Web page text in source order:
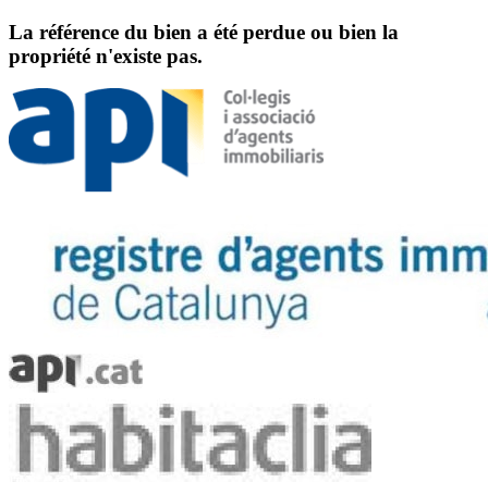
La référence du bien a été perdue ou bien la
propriété n'existe pas.